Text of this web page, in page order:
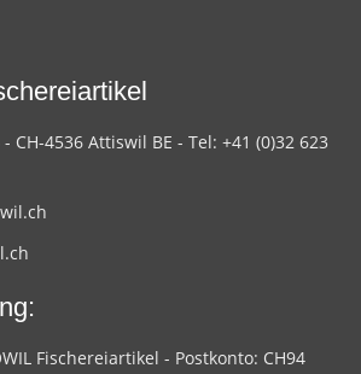
CH-4536 Attiswil BE - Tel: +41 (0)32 623
Fischereiartikel - Postkonto: CH94